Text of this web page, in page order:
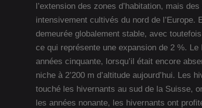
l’extension des zones d’habitation, mais
intensivement cultivés du nord de l’Europe.
demeurée globalement stable, avec
ce qui représente une expansion de 2 %.
années cinquante, lorsqu’il était encore
niche à 2’200 m d’altitude aujourd’hui.
touché les hivernants au sud de la Suisse,
les années nonante, les hivernants ont